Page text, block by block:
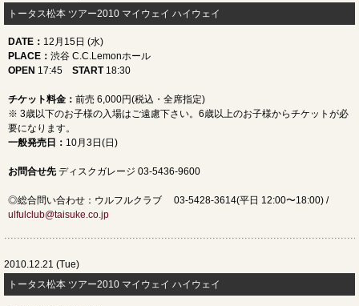
トータス松本 ツアー2010 マイウェイ ハイウェイ
DATE ： 12月15日 (水)
PLACE ： 渋谷 C.C.Lemonホール
OPEN 17:45 START18:30
チケット料金： 前売 6,000円(税込・全席指定)
※ 3歳以下のお子様の入場はご遠慮下さい。6歳以上のお子様からチケットが必
要になります。
一般発売日 ： 10月3日(日)
お問合せ先 ディスクガレージ 03-5436-9600
◎総合問い合わせ：ウルフルクラブ 03-5428-3614(平日 12:00〜18:00) /
ulfulclub@taisuke.co.jp
2010.12.21 (Tue)
トータス松本 ツアー2010 マイウェイ ハイウェイ